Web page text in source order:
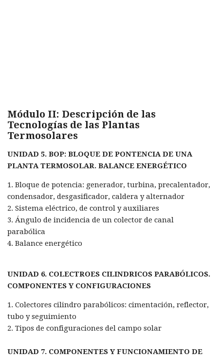
Módulo II: Descripción de las
Tecnologías de las Plantas
Termosolares
UNIDAD 5. BOP: BLOQUE DE PONTENCIA DE UNA
PLANTA TERMOSOLAR. BALANCE ENERGÉTICO
1. Bloque de potencia: generador, turbina, precalentador,
condensador, desgasificador, caldera y alternador
2. Sistema eléctrico, de control y auxiliares
3. Ángulo de incidencia de un colector de canal
parabólica
4. Balance energético
UNIDAD 6. COLECTROES CILINDRICOS PARABÓLICOS.
COMPONENTES Y CONFIGURACIONES
1. Colectores cilindro parabólicos: cimentación, reflector,
tubo y seguimiento
2. Tipos de configuraciones del campo solar
UNIDAD 7. COMPONENTES Y FUNCIONAMIENTO DE